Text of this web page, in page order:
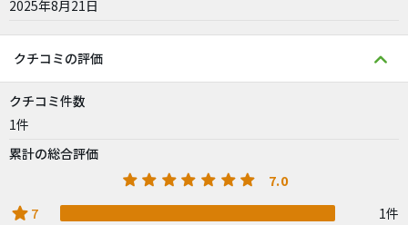
2025年8月21日
クチコミの評価
クチコミ件数
1件
累計の総合評価
7.0
star 7 1件